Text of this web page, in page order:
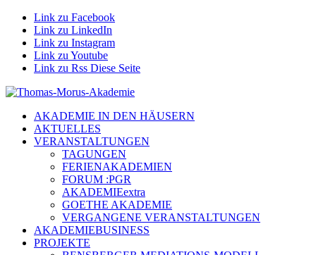
Link zu Facebook
Link zu LinkedIn
Link zu Instagram
Link zu Youtube
Link zu Rss Diese Seite
AKADEMIE IN DEN HÄUSERN
AKTUELLES
VERANSTALTUNGEN
TAGUNGEN
FERIENAKADEMIEN
FORUM :PGR
AKADEMIEextra
GOETHE AKADEMIE
VERGANGENE VERANSTALTUNGEN
AKADEMIEBUSINESS
PROJEKTE